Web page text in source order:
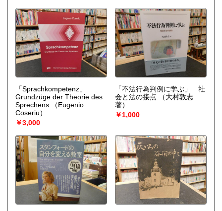
「Sprachkompetenz」
Grundzüge der Theorie des
Sprechens
（Eugenio
Coseriu）
￥3,000
「不法行為判例に学ぶ」 社
会と法の接点
（大村敦志
著）
￥1,000